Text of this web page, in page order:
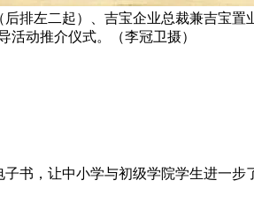
排左二起）、吉宝企业总裁兼吉宝
活动推介仪式。（李冠卫摄）
子书，让中小学与初级学院学生进一